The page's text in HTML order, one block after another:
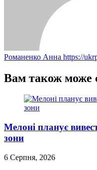
Романенко Анна https://
Вам також може
Мелоні планує
зони
6 Серпня, 2026